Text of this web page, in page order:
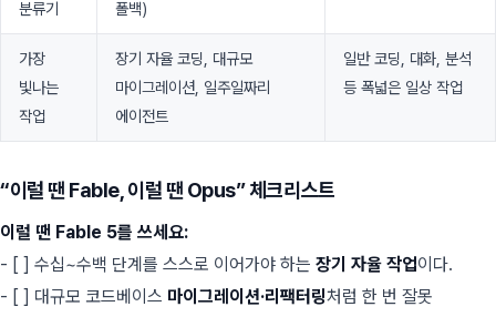
분류기
폴백)
가장
빛나는
작업
장기 자율 코딩, 대규모
마이그레이션, 일주일짜리
에이전트
일반 코딩, 대화, 분석
등 폭넓은 일상 작업
“이럴 땐 Fable, 이럴 땐 Opus” 체크리스트
이럴 땐 Fable 5를 쓰세요:
- [ ] 수십~수백 단계를 스스로 이어가야 하는 장기 자율 작업이다.
- [ ] 대규모 코드베이스 마이그레이션·리팩터링처럼 한 번 잘못